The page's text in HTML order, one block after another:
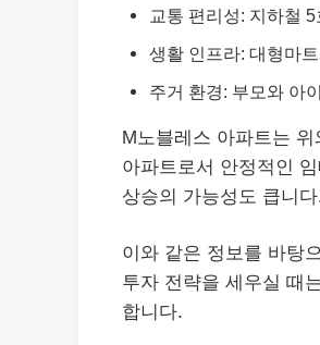
교통 편리성: 지하철
생활 인프라: 대형마
주거 환경: 부모와 아
M노블레스 아파트는
아파트로서 안정적인
상승의 가능성도 큽니
이와 같은 정보를 바탕
투자 전략을 세우실 때
합니다.